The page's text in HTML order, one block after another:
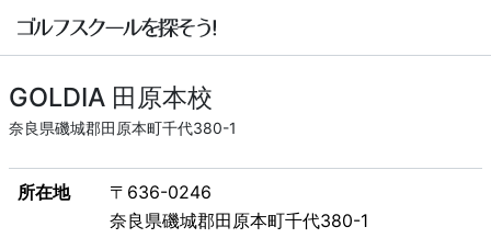
GOLDIA 田原本校
奈良県磯城郡田原本町千代380-1
所在地
〒636-0246
奈良県磯城郡田原本町千代380-1